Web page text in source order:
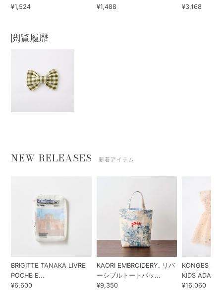
¥1,524
¥1,488
¥3,168
閲覧履歴
NEW RELEASES 新着アイテム
BRIGITTE TANAKA LIVRE
POCHE E...
¥6,600
KAORI EMBROIDERY. リバ
ーシブルトートバッ...
¥9,350
KONGES
KIDS ADA...
¥16,060